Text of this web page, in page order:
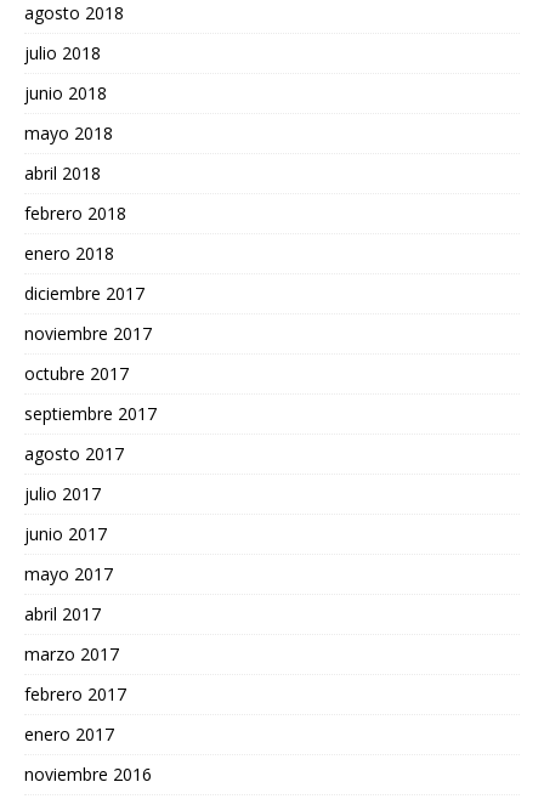
agosto 2018
julio 2018
junio 2018
mayo 2018
abril 2018
febrero 2018
enero 2018
diciembre 2017
noviembre 2017
octubre 2017
septiembre 2017
agosto 2017
julio 2017
junio 2017
mayo 2017
abril 2017
marzo 2017
febrero 2017
enero 2017
noviembre 2016